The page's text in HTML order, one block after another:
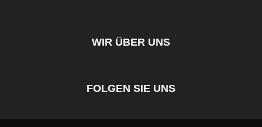
WIR ÜBER UNS
FOLGEN SIE UNS